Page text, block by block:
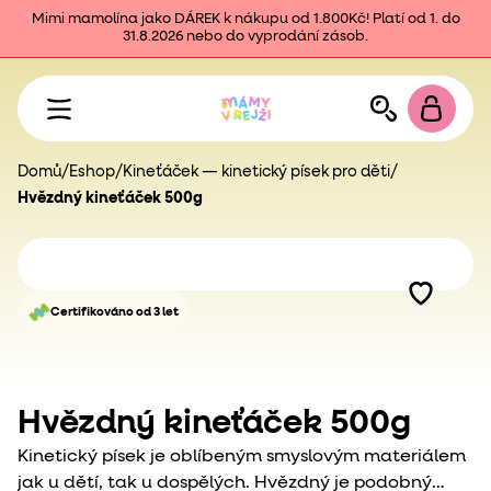
Mimi mamolína jako DÁREK k nákupu od 1.800Kč! Platí od 1. do
31.8.2026 nebo do vyprodání zásob.
Domů/ Eshop/ Kineťáček — kinetický písek pro děti/
Hvězdný kineťáček 500g
Certifikováno od 3 let
Hvězdný kineťáček 500g
Kinetický písek je oblíbeným smyslovým materiálem
jak u dětí, tak u dospělých. Hvězdný je podobný